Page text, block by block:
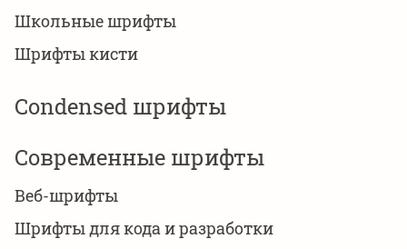
Школьные шрифты
Шрифты кисти
Сondensed шрифты
Современные шрифты
Веб-шрифты
Шрифты для кода и разработки